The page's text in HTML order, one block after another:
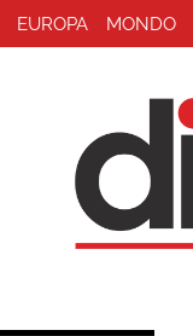
EUROPA MONDO